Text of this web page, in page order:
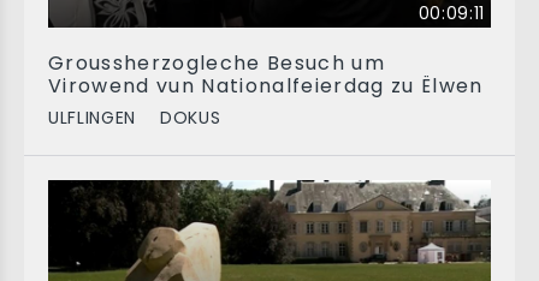
00:09:11
Groussherzogleche Besuch um
Virowend vun Nationalfeierdag zu Ëlwen
ULFLINGEN DOKUS